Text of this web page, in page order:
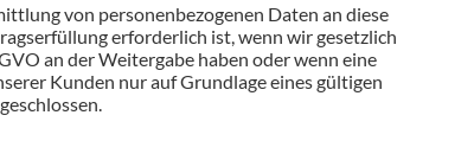
von personenbezogenen Daten an diese
erforderlich ist, wenn wir gesetzlich
an der Weitergabe haben oder wenn eine
Kunden nur auf Grundlage eines gültigen